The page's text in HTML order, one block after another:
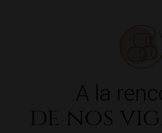
A la
de nos